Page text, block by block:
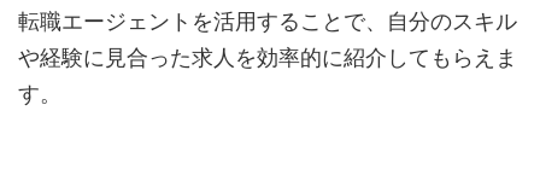
転職エージェントを活用することで、自分のスキル
や経験に見合った求人を効率的に紹介してもらえま
す。